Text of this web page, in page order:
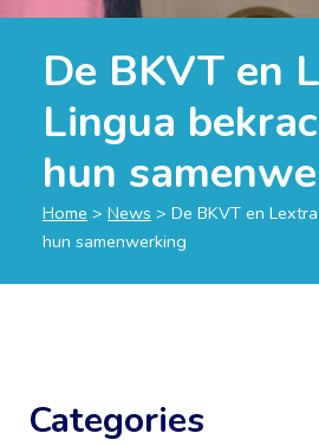
De BKVT en
Lingua
hun
Home > News > De BKVT en
hun samenwerking
Categories